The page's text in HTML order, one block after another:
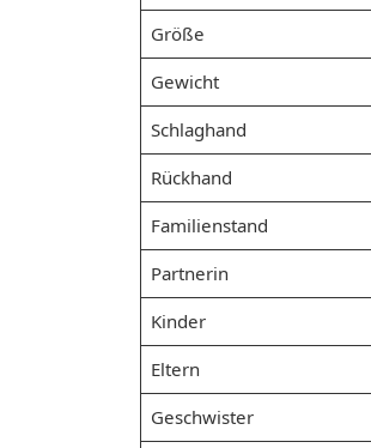
Größe
Gewicht
Schlaghand
Rückhand
Familienstand
Partnerin
Kinder
Eltern
Geschwister